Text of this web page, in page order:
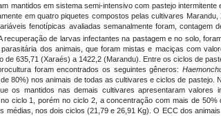
mantidos em sistema semi-intensivo com pastejo intermitente
em quatro piquetes compostos pelas cultivares
fenotípicas avaliadas semanalmente foram, contagem
recuperação de larvas infectantes na pastagem e no solo,
dos animais, que foram mistas e maciças com
635,71 (Xaraés) a 1422,2 (Marandu). Entre os ciclos de
foram encontrados os seguintes gêneros:
80%) nos animais de todas as cultivares e ciclos de pastejo.
os mantidos nas demais cultivares apresentaram valores
ciclo 1, porém no ciclo 2, a concentração com mais de
nos dois ciclos (21,79 e 26,91 Kg). O ECC dos